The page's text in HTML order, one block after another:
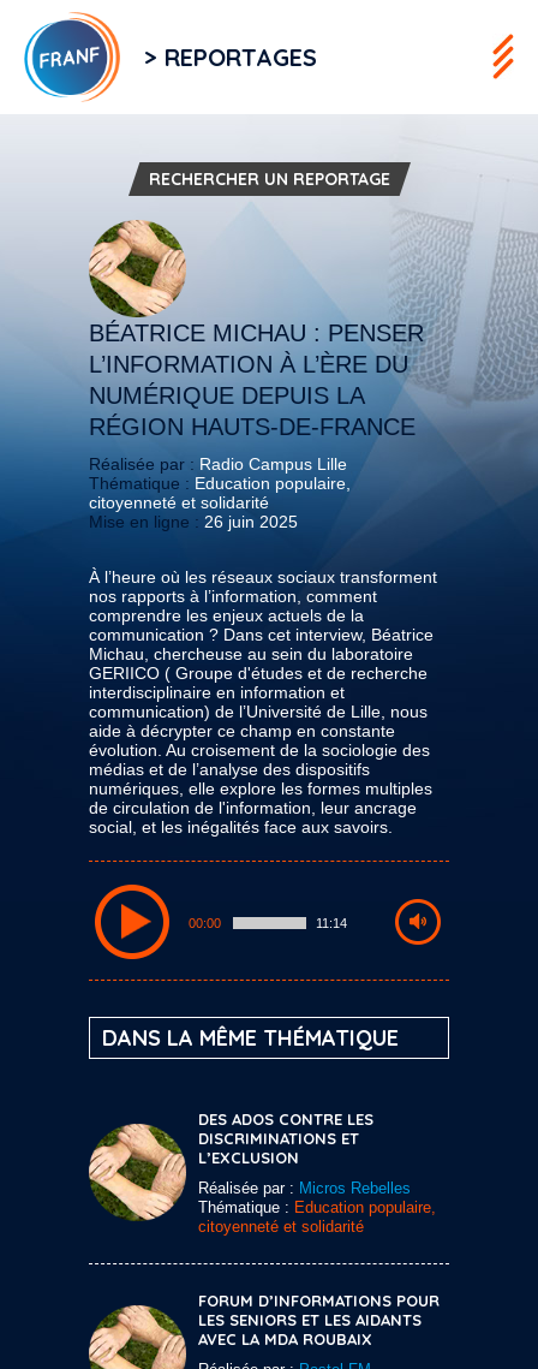
> REPORTAGES
RECHERCHER UN REPORTAGE
BÉATRICE MICHAU : PENSER
L’INFORMATION À L’ÈRE DU
NUMÉRIQUE DEPUIS LA
RÉGION HAUTS-DE-FRANCE
Réalisée par : Radio Campus Lille
Thématique : Education populaire,
citoyenneté et solidarité
Mise en ligne : 26 juin 2025
À l’heure où les réseaux sociaux transforment
nos rapports à l’information, comment
comprendre les enjeux actuels de la
communication ? Dans cet interview, Béatrice
Michau, chercheuse au sein du laboratoire
GERIICO ( Groupe d'études et de recherche
interdisciplinaire en information et
communication) de l’Université de Lille, nous
aide à décrypter ce champ en constante
évolution. Au croisement de la sociologie des
médias et de l’analyse des dispositifs
numériques, elle explore les formes multiples
de circulation de l'information, leur ancrage
social, et les inégalités face aux savoirs.
00:00 11:14
DANS LA MÊME THÉMATIQUE
DES ADOS CONTRE LES
DISCRIMINATIONS ET
L’EXCLUSION
Réalisée par : Micros Rebelles
Thématique : Education populaire,
citoyenneté et solidarité
FORUM D’INFORMATIONS POUR
LES SENIORS ET LES AIDANTS
AVEC LA MDA ROUBAIX